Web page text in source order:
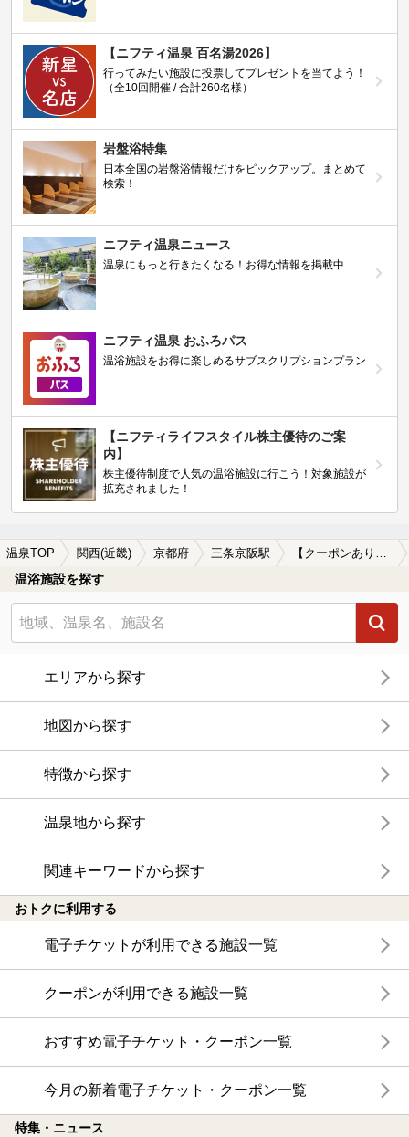
【ニフティ温泉 百名湯2026】
行ってみたい施設に投票してプレゼントを当てよう！
（全10回開催 / 合計260名様）
岩盤浴特集
日本全国の岩盤浴情報だけをピックアップ。まとめて
検索！
ニフティ温泉ニュース
温泉にもっと行きたくなる！お得な情報を掲載中
ニフティ温泉 おふろパス
温浴施設をお得に楽しめるサブスクリプションプラン
【ニフティライフスタイル株主優待のご案
内】
株主優待制度で人気の温浴施設に行こう！対象施設が
拡充されました！
温泉TOP 関西(近畿) 京都府 三条京阪駅 【クーポンあり】単純温泉が楽しめる三条京阪駅近くの温泉、日帰り温泉、スーパー銭湯おすすめ
温浴施設を探す
エリアから探す
地図から探す
特徴から探す
温泉地から探す
関連キーワードから探す
おトクに利用する
電子チケットが利用できる施設一覧
クーポンが利用できる施設一覧
おすすめ電子チケット・クーポン一覧
今月の新着電子チケット・クーポン一覧
特集・ニュース